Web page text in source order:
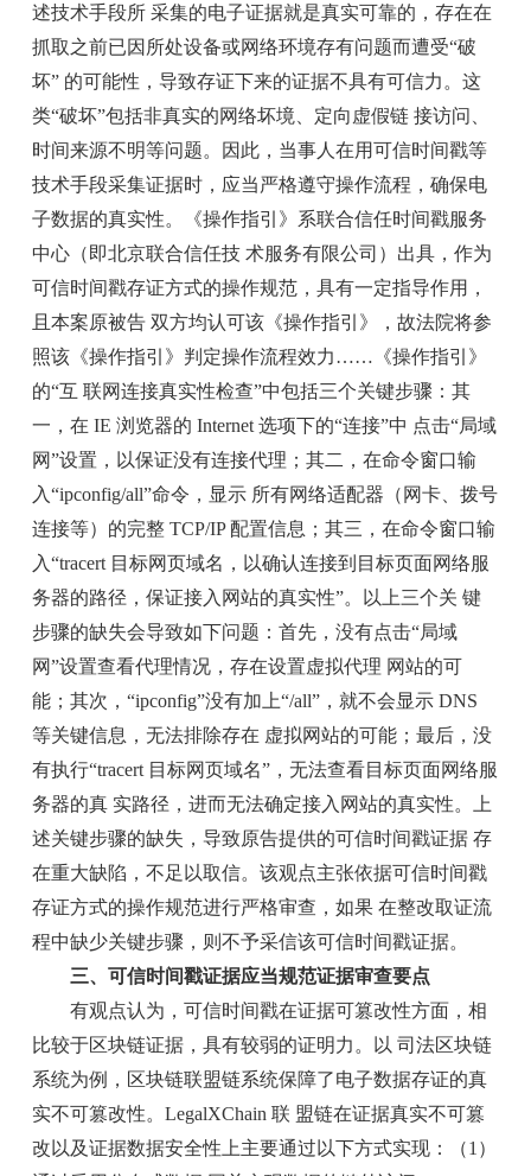
述技术手段所 采集的电子证据就是真实可靠的，存在在
抓取之前已因所处设备或网络环境存有问题而遭受“破
坏” 的可能性，导致存证下来的证据不具有可信力。这
类“破坏”包括非真实的网络坏境、定向虚假链 接访问、
时间来源不明等问题。因此，当事人在用可信时间戳等
技术手段采集证据时，应当严格遵守操作流程，确保电
子数据的真实性。《操作指引》系联合信任时间戳服务
中心（即北京联合信任技 术服务有限公司）出具，作为
可信时间戳存证方式的操作规范，具有一定指导作用，
且本案原被告 双方均认可该《操作指引》，故法院将参
照该《操作指引》判定操作流程效力……《操作指引》
的“互 联网连接真实性检查”中包括三个关键步骤：其
一，在 IE 浏览器的 Internet 选项下的“连接”中 点击“局域
网”设置，以保证没有连接代理；其二，在命令窗口输
入“ipconfig/all”命令，显示 所有网络适配器（网卡、拨号
连接等）的完整 TCP/IP 配置信息；其三，在命令窗口输
入“tracert 目标网页域名，以确认连接到目标页面网络服
务器的路径，保证接入网站的真实性”。以上三个关 键
步骤的缺失会导致如下问题：首先，没有点击“局域
网”设置查看代理情况，存在设置虚拟代理 网站的可
能；其次，“ipconfig”没有加上“/all”，就不会显示 DNS
等关键信息，无法排除存在 虚拟网站的可能；最后，没
有执行“tracert 目标网页域名”，无法查看目标页面网络服
务器的真 实路径，进而无法确定接入网站的真实性。上
述关键步骤的缺失，导致原告提供的可信时间戳证据 存
在重大缺陷，不足以取信。该观点主张依据可信时间戳
存证方式的操作规范进行严格审查，如果 在整改取证流
程中缺少关键步骤，则不予采信该可信时间戳证据。
三、可信时间戳证据应当规范证据审查要点
有观点认为，可信时间戳在证据可篡改性方面，相
比较于区块链证据，具有较弱的证明力。以 司法区块链
系统为例，区块链联盟链系统保障了电子数据存证的真
实不可篡改性。LegalXChain 联 盟链在证据真实不可篡
改以及证据数据安全性上主要通过以下方式实现：（1）